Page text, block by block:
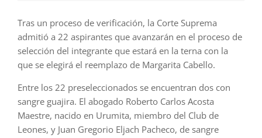
Tras un proceso de verificación, la Corte Suprema
admitió a 22 aspirantes que avanzarán en el proceso de
selección del integrante que estará en la terna con la
que se elegirá el reemplazo de Margarita Cabello.
Entre los 22 preseleccionados se encuentran dos con
sangre guajira. El abogado Roberto Carlos Acosta
Maestre, nacido en Urumita, miembro del Club de
Leones, y Juan Gregorio Eljach Pacheco, de sangre